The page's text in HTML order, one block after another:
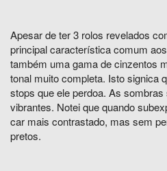
Apesar de ter 3 rolos revelados
principal característica comum
também uma gama de cinzentos
tonal muito completa. Isto signica
stops que ele perdoa. As
vibrantes. Notei que quando
car mais contrastado, mas sem
pretos.